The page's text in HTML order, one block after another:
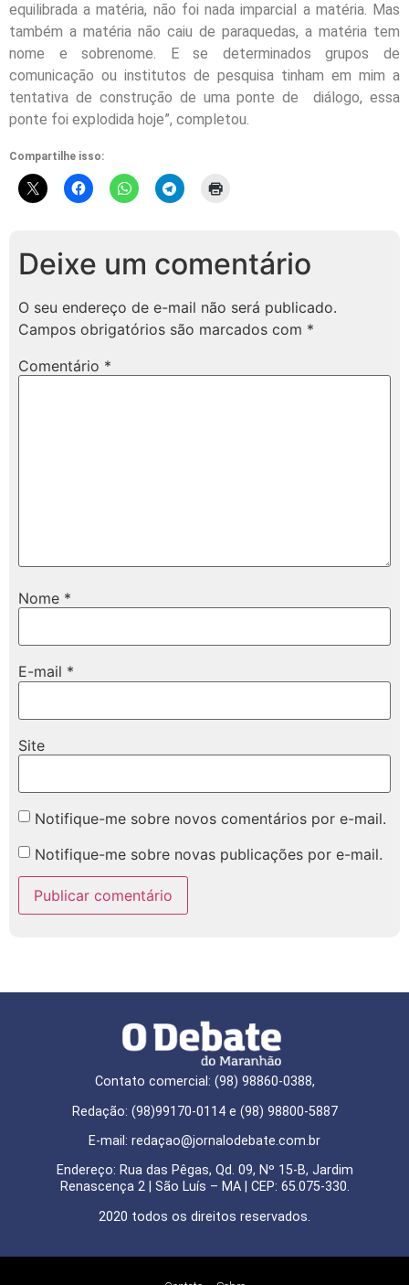
equilibrada a matéria, não foi nada imparcial a matéria. Mas
também a matéria não caiu de paraquedas, a matéria tem
nome e sobrenome. E se determinados grupos de
comunicação ou institutos de pesquisa tinham em mim a
tentativa de construção de uma ponte de diálogo, essa
ponte foi explodida hoje”, completou.
Compartilhe isso:
Deixe um comentário
O seu endereço de e-mail não será publicado.
Campos obrigatórios são marcados com *
Comentário *
Nome *
E-mail *
Site
Notifique-me sobre novos comentários por e-mail.
Notifique-me sobre novas publicações por e-mail.
Contato comercial: (98) 98860-0388,
Redação: (98)99170-0114 e (98) 98800-5887
E-mail: redaçao@jornalodebate.com.br
Endereço: Rua das Pêgas, Qd. 09, Nº 15-B, Jardim
Renascença 2 | São Luís – MA | CEP: 65.075-330.
2020 todos os direitos reservados.